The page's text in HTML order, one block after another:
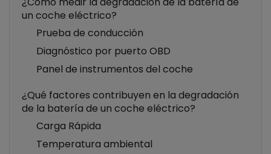
un coche eléctrico?
Prueba de conducción
Diagnóstico por puerto OBD
Panel de instrumentos del coche
¿Qué factores contribuyen en la degradación
de la batería de un coche eléctrico?
Carga Rápida
Temperatura ambiental